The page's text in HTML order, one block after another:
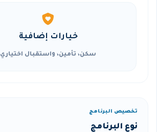
خيارات إضافية
سكن، تأمين، واستقبال اختياري
تخصيص البرنامج
نوع البرنامج